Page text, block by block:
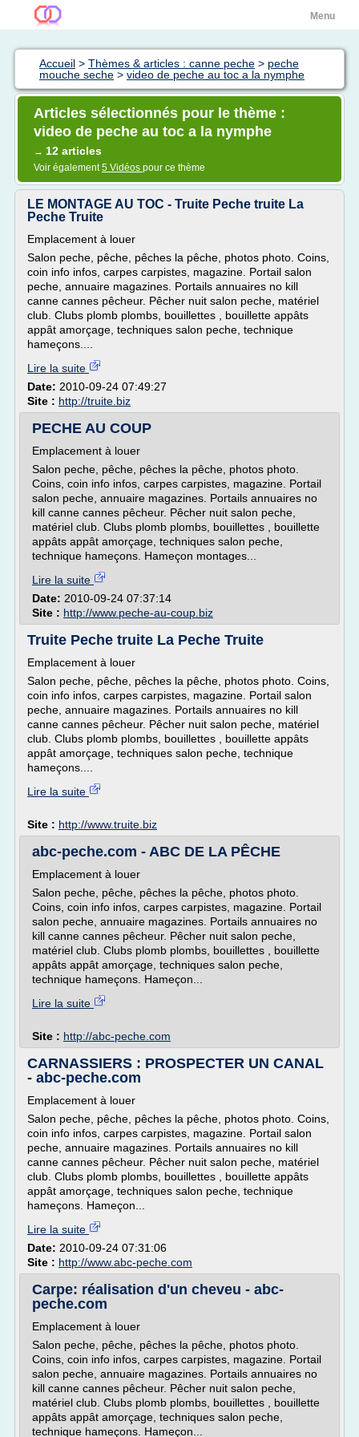
Menu
Accueil > Thèmes & articles : canne peche > peche
mouche seche > video de peche au toc a la nymphe
Articles sélectionnés pour le thème :
video de peche au toc a la nymphe
→ 12 articles
Voir également5 Vidéos pour ce thème
LE MONTAGE AU TOC - Truite Peche truite La
Peche Truite
Emplacement à louer
Salon peche, pêche, pêches la pêche, photos photo. Coins,
coin info infos, carpes carpistes, magazine. Portail salon
peche, annuaire magazines. Portails annuaires no kill
canne cannes pêcheur. Pêcher nuit salon peche, matériel
club. Clubs plomb plombs, bouillettes , bouillette appâts
appât amorçage, techniques salon peche, technique
hameçons....
Lire la suite
Date: 2010-09-24 07:49:27
Site : http://truite.biz
PECHE AU COUP
Emplacement à louer
Salon peche, pêche, pêches la pêche, photos photo.
Coins, coin info infos, carpes carpistes, magazine. Portail
salon peche, annuaire magazines. Portails annuaires no
kill canne cannes pêcheur. Pêcher nuit salon peche,
matériel club. Clubs plomb plombs, bouillettes , bouillette
appâts appât amorçage, techniques salon peche,
technique hameçons. Hameçon montages...
Lire la suite
Date: 2010-09-24 07:37:14
Site : http://www.peche-au-coup.biz
Truite Peche truite La Peche Truite
Emplacement à louer
Salon peche, pêche, pêches la pêche, photos photo. Coins,
coin info infos, carpes carpistes, magazine. Portail salon
peche, annuaire magazines. Portails annuaires no kill
canne cannes pêcheur. Pêcher nuit salon peche, matériel
club. Clubs plomb plombs, bouillettes , bouillette appâts
appât amorçage, techniques salon peche, technique
hameçons....
Lire la suite
Site : http://www.truite.biz
abc-peche.com - ABC DE LA PÊCHE
Emplacement à louer
Salon peche, pêche, pêches la pêche, photos photo.
Coins, coin info infos, carpes carpistes, magazine. Portail
salon peche, annuaire magazines. Portails annuaires no
kill canne cannes pêcheur. Pêcher nuit salon peche,
matériel club. Clubs plomb plombs, bouillettes , bouillette
appâts appât amorçage, techniques salon peche,
technique hameçons. Hameçon...
Lire la suite
Site : http://abc-peche.com
CARNASSIERS : PROSPECTER UN CANAL
- abc-peche.com
Emplacement à louer
Salon peche, pêche, pêches la pêche, photos photo. Coins,
coin info infos, carpes carpistes, magazine. Portail salon
peche, annuaire magazines. Portails annuaires no kill
canne cannes pêcheur. Pêcher nuit salon peche, matériel
club. Clubs plomb plombs, bouillettes , bouillette appâts
appât amorçage, techniques salon peche, technique
hameçons. Hameçon...
Lire la suite
Date: 2010-09-24 07:31:06
Site : http://www.abc-peche.com
Carpe: réalisation d'un cheveu - abc-
peche.com
Emplacement à louer
Salon peche, pêche, pêches la pêche, photos photo.
Coins, coin info infos, carpes carpistes, magazine. Portail
salon peche, annuaire magazines. Portails annuaires no
kill canne cannes pêcheur. Pêcher nuit salon peche,
matériel club. Clubs plomb plombs, bouillettes , bouillette
appâts appât amorçage, techniques salon peche,
technique hameçons. Hameçon...